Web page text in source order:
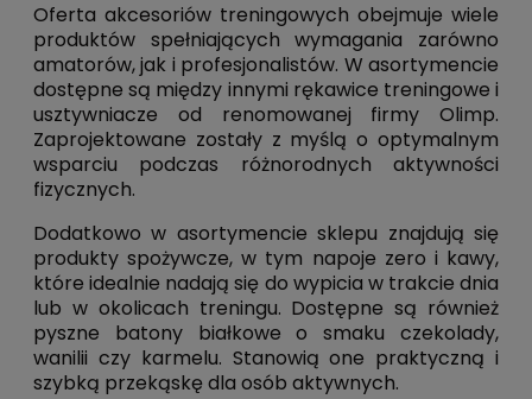
Oferta akcesoriów treningowych obejmuje wiele
produktów spełniających wymagania zarówno
amatorów, jak i profesjonalistów. W asortymencie
dostępne są między innymi rękawice treningowe i
usztywniacze od renomowanej firmy Olimp.
Zaprojektowane zostały z myślą o optymalnym
wsparciu podczas różnorodnych aktywności
fizycznych.
Dodatkowo w asortymencie sklepu znajdują się
produkty spożywcze, w tym napoje zero i kawy,
które idealnie nadają się do wypicia w trakcie dnia
lub w okolicach treningu. Dostępne są również
pyszne batony białkowe o smaku czekolady,
wanilii czy karmelu. Stanowią one praktyczną i
szybką przekąskę dla osób aktywnych.